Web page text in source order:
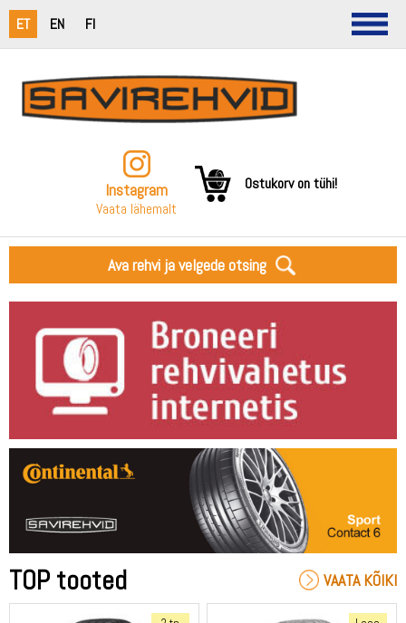
ET EN FI
Instagram
Vaata lähemalt
Ostukorv on tühi!
Ava rehvi ja velgede otsing
TOP tooted VAATA KÕIKI